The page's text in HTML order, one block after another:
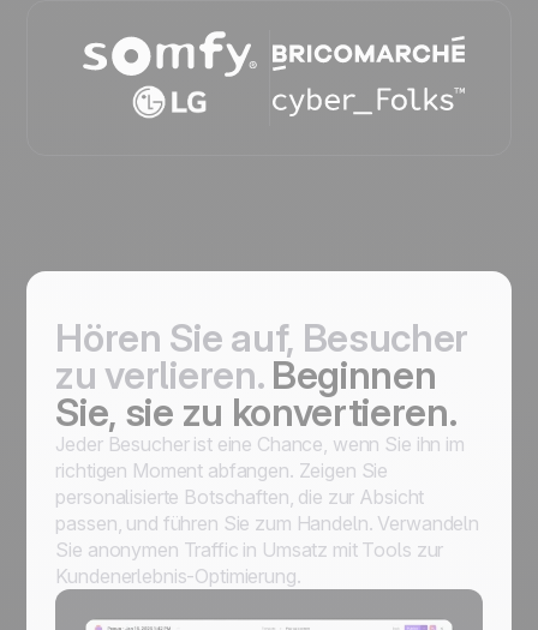
Hören Sie auf, Besucher
zu verlieren. Beginnen
Sie, sie zu konvertieren.
Jeder Besucher ist eine Chance, wenn Sie ihn im
richtigen Moment abfangen. Zeigen Sie
personalisierte Botschaften, die zur Absicht
passen, und führen Sie zum Handeln. Verwandeln
Sie anonymen Traffic in Umsatz mit Tools zur
Kundenerlebnis-Optimierung.